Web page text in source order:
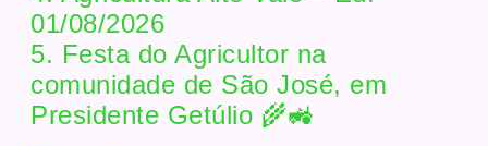
01/08/2026
5. Festa do Agricultor na
comunidade de São José, em
Presidente Getúlio 🌾🚜